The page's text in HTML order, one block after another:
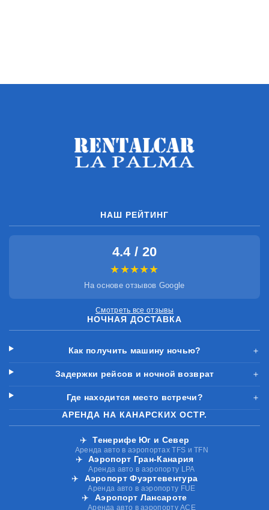
НАШ РЕЙТИНГ
4.4 / 20
★★★★★
На основе отзывов Google
Смотреть все отзывы
НОЧНАЯ ДОСТАВКА
Как получить машину ночью? ＋
Задержки рейсов и ночной возврат ＋
Где находится место встречи?
＋
АРЕНДА НА КАНАРСКИХ ОСТР.
✈️ Тенерифе Юг и Север
Аренда авто в аэропортах TFS и TFN
✈️ Аэропорт Гран-Канария
Аренда авто в аэропорту LPA
✈️ Аэропорт Фуэртевентура
Аренда авто в аэропорту FUE
✈️ Аэропорт Лансароте
Аренда авто в аэропорту ACE